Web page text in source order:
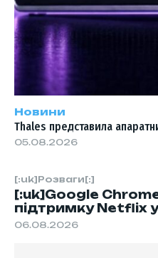
[:uk]Розваги[:]
[:uk]Google
підтримку Netflix
06.08.2026
Новини
Thales представила
05.08.2026